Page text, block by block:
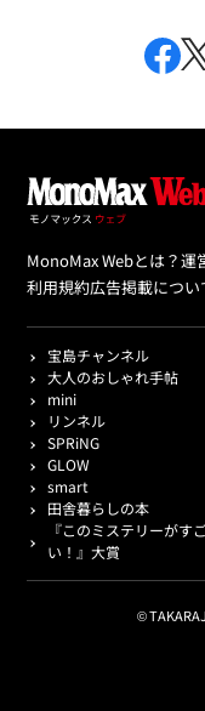
MonoMax Webとは？運
利用規約広告掲載につい
宝島チャンネル
大人のおしゃれ手帖
mini
リンネル
SPRiNG
GLOW
smart
田舎暮らしの本
『このミステリーがす
い！』大賞
©